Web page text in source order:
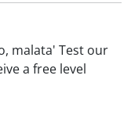
malata' Test our
a free level